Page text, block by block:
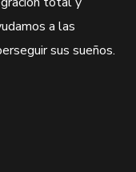
a las
sus sueños.